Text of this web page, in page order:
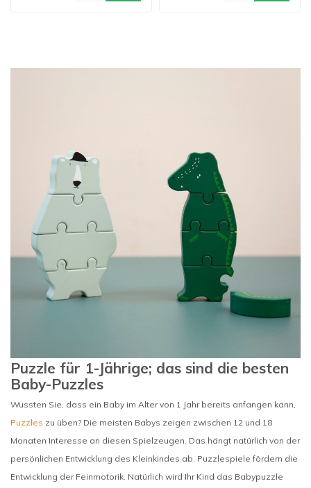
Puzzle für 1-Jährige; das sind die besten
Baby-Puzzles
Wussten Sie, dass ein Baby im Alter von 1 Jahr bereits anfangen kann,
Puzzles zu üben? Die meisten Babys zeigen zwischen 12 und 18
Monaten Interesse an diesen Spielzeugen. Das hängt natürlich von der
persönlichen Entwicklung des Kleinkindes ab. Puzzlespiele fördern die
Entwicklung der Feinmotorik. Natürlich wird Ihr Kind das Babypuzzle